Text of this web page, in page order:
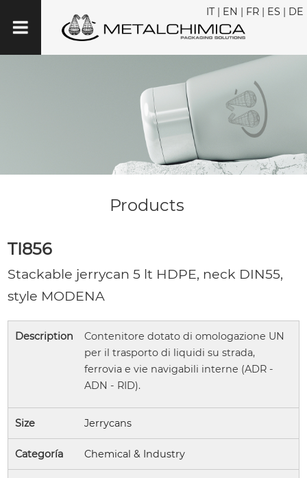
IT| EN | FR | ES | DE
Products
TI856
Stackable jerrycan 5 lt HDPE, neck DIN55,
style MODENA
Description
Contenitore dotato di omologazione UN
per il trasporto di liquidi su strada,
ferrovia e vie navigabili interne (ADR -
ADN - RID).
Size Jerrycans
Categoría Chemical & Industry